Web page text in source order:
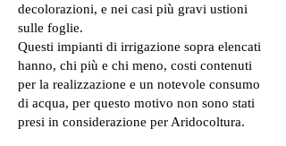
decolorazioni, e nei casi più gravi ustioni
sulle foglie.
Questi impianti di irrigazione sopra elencati
hanno, chi più e chi meno, costi contenuti
per la realizzazione e un notevole consumo
di acqua, per questo motivo non sono stati
presi in considerazione per Aridocoltura.